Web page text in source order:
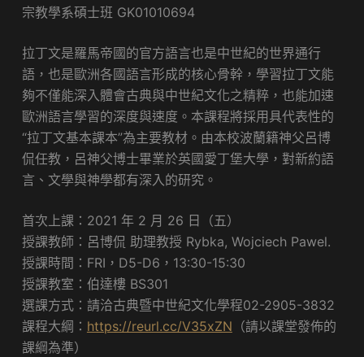
宗教學系碩士班 GK01010694
​拉丁文是羅馬帝國的官方語言也是中世紀的世界通行
語，也是歐洲各國語言形成的核心骨幹，學習拉丁文能
夠不僅能深入體會古典與中世紀文化之精粹，也能加速
歐洲語言學習的深度與速度。本課程將採用具代表性的
“拉丁文基本課本”為主要教材。由本校波蘭籍神父呂博
侃任教，呂神父博士畢業於英國愛丁堡大學，對新約語
言、文學與神學都有深入的研究。
首次上課：2021 年 2 月 26 日（五）
授課教師：呂博侃 助理教授 Rybka, Wojciech Pawel.
授課時間：FRI，D5-D6，13:30-15:30
授課教室：伯達樓 BS301
選課方式：請洽古典暨中世紀文化學程02-2905-3832
課程大綱： https://reurl.cc/V35xZN （請以課堂發佈的
課綱為準）